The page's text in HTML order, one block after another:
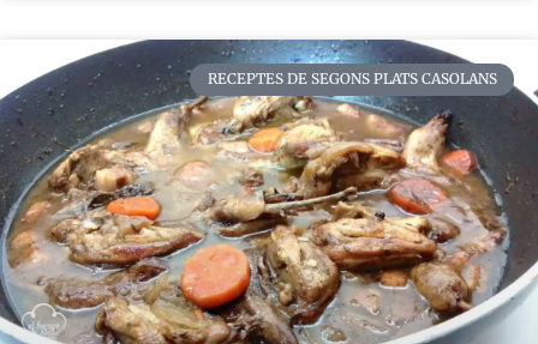
RECEPTES DE SEGONS PLATS CASOLANS